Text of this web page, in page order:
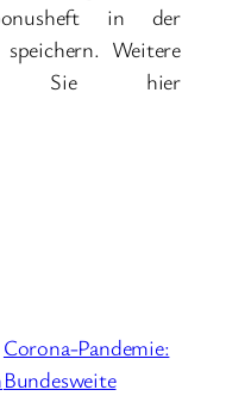
in der
speichern. Weitere
Sie hier
Corona-Pandemie:
Bundesweite